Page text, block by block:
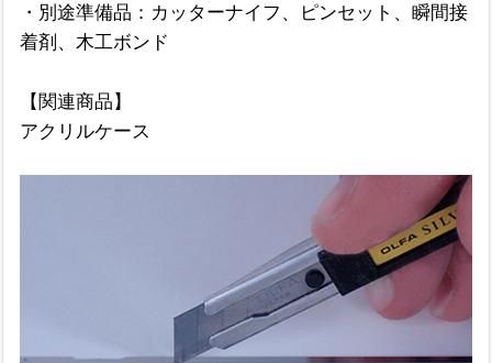
・別途準備品：カッターナイフ、ピンセット、瞬間接
着剤、木工ボンド
【関連商品】
アクリルケース